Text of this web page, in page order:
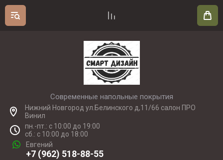
Современные напольные покрытия
Нижний Новгород ул.Белинского д,11/66 салон ПРО
Винил
пн.-пт.: с 10:00 до 19:00
сб.: с 10:00 до 18:00
Евгений
+7 (962) 518-88-55